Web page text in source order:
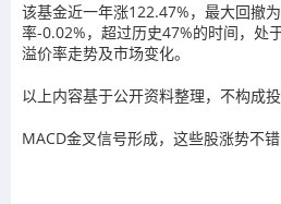
该基金近一年涨122.47%，最大回撤
率-0.02%，超过历史47%的时间，处
溢价率走势及市场变化。
以上内容基于公开资料整理，不构成投
MACD金叉信号形成，这些股涨势不错